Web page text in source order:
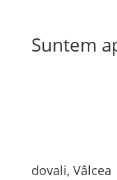
Suntem
dovali, Vâlcea